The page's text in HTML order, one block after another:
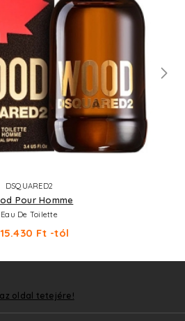
DSQUARED2
Pour Homme
Eau De Toilette
15.430 Ft -tól
oldal tetejére!